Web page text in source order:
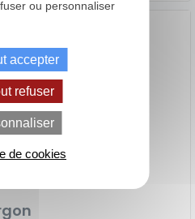
crédit
ou personnaliser
accepter
refuser
de cookies